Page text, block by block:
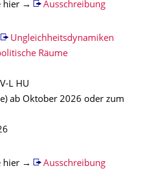
hier → Ausschreibung
Ungleichheitsdynamiken
Räume
L HU
ab Oktober 2026 oder zum
hier → Ausschreibung